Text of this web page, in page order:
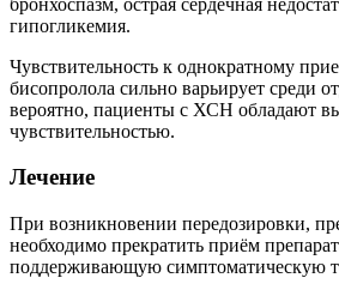
гипогликемия.
Чувствительность к однократному
бисопролола сильно варьирует среди
вероятно, пациенты с ХСН обладают
чувствительностью.
Лечение
При возникновении передозировки,
необходимо прекратить приём
поддерживающую симптоматическую